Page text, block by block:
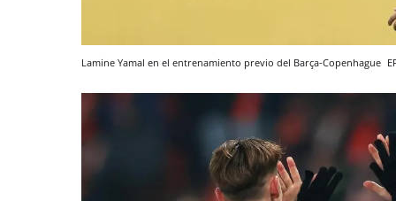
Lamine Yamal en el entrenamiento previo del Barça-Copenhague